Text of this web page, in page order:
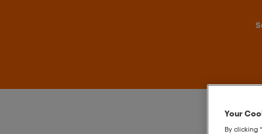
Your
By clicking